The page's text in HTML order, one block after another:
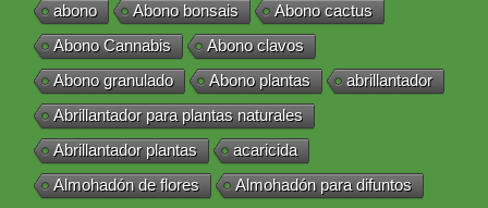
abono Abono bonsais
Abono cactus
Abono Cannabis
Abono clavos
Abono granulado
Abono plantas
abrillantador
Abrillantador para plantas naturales
Abrillantador plantas
acaricida
Almohadón de flores
Almohadón para difuntos